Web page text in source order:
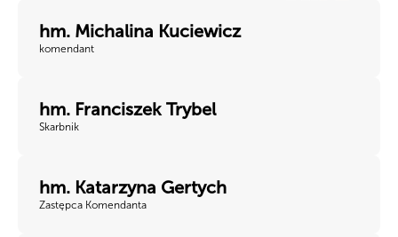
hm. Michalina Kuciewicz
komendant
hm. Franciszek Trybel
Skarbnik
hm. Katarzyna Gertych
Zastępca Komendanta